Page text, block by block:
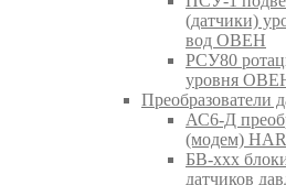
(датчики)
вод ОВЕН
РСУ80
уровня
Преобразователи
АС6-Д
(модем)
БВ-ххх
датчиков